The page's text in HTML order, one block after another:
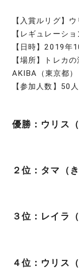
【入賞ルリグ】
【レギュレーシ
【日時】2019年
【場所】トレカ
AKIBA（東京都）
【参加人数】50人
優勝：ウリス
２位：タマ（
３位：レイラ
４位：ウリス